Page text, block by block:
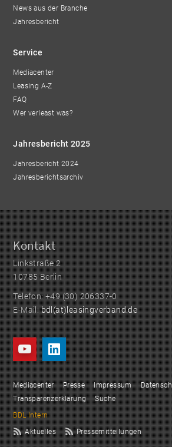
News aus der Branche
Jahresbericht
Service
Mediacenter
Leasing A-Z
FAQ
Wer verleast was?
Jahresbericht 2025
Jahresbericht 2024
Jahresberichtsarchiv
Kontakt
Linkstraße 2
10785 Berlin
Telefon: +49 (30) 206337-0
E-Mail:bdl(at)leasingverband.de
Mediacenter Presse Impressum
Transparenzerklärung
Suche
BDL Intern
Aktuelles
Pressemitteilungen